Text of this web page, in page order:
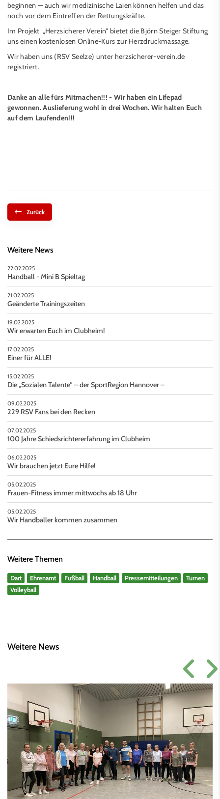
beginnen — auch wir medizinische Laien können helfen und das
noch vor dem Eintreffen der Rettungskräfte.
Im Projekt „Herzsicherer Verein“ bietet die Björn Steiger Stiftung
uns einen kostenlosen Online-Kurs zur Herzdruckmassage.
Wir haben uns (RSV Seelze) unter herzsicherer-verein.de
registriert.
Danke an alle fürs Mitmachen!!! - Wir haben ein Lifepad
gewonnen. Auslieferung wohl in drei Wochen. Wir halten Euch
auf dem Laufenden!!!
Zurück
Weitere News
22.02.2025
Handball - Mini B Spieltag
21.02.2025
Geänderte Trainingszeiten
19.02.2025
Wir erwarten Euch im Clubheim!
17.02.2025
Einer für ALLE!
15.02.2025
Die „Sozialen Talente“ – der SportRegion Hannover –
09.02.2025
229 RSV Fans bei den Recken
07.02.2025
100 Jahre Schiedsrichtererfahrung im Clubheim
06.02.2025
Wir brauchen jetzt Eure Hilfe!
05.02.2025
Frauen-Fitness immer mittwochs ab 18 Uhr
05.02.2025
Wir Handballer kommen zusammen
Weitere Themen
Dart Ehrenamt Fußball Handball Pressemitteilungen
Turnen
Volleyball
Weitere News